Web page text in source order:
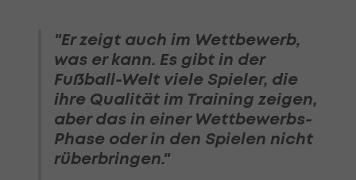
"Er zeigt auch im Wettbewerb,
was er kann. Es gibt in der
Fußball-Welt viele Spieler, die
ihre Qualität im Training zeigen,
aber das in einer Wettbewerbs-
Phase oder in den Spielen nicht
rüberbringen."